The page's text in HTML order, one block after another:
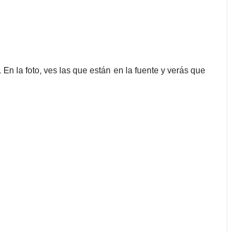
la foto, ves las que están en la fuente y verás que